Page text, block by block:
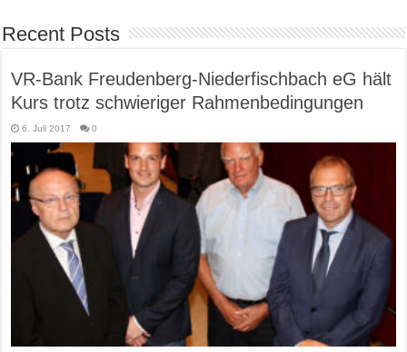
Recent Posts
VR-Bank Freudenberg-Niederfischbach eG hält
Kurs trotz schwieriger Rahmenbedingungen
6. Juli 2017 0